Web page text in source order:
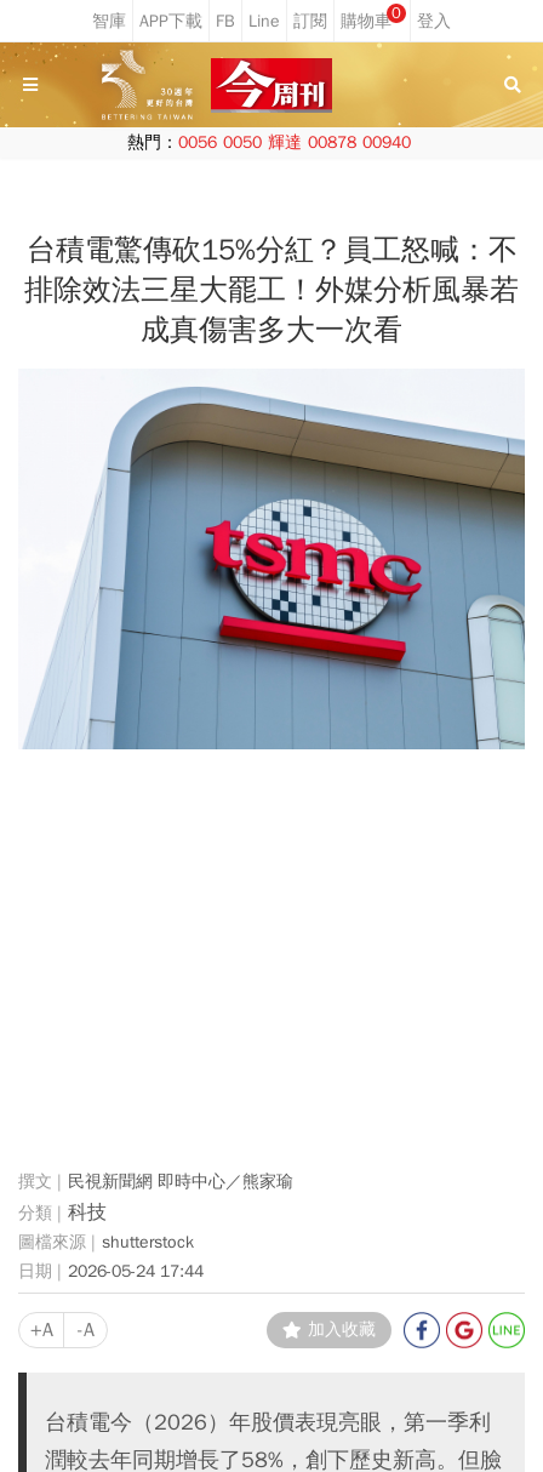
0
熱門： 0056 0050 輝達 00878 00940
台積電驚傳砍15%分紅？員工怒喊：不
排除效法三星大罷工！外媒分析風暴若
成真傷害多大一次看
民視新聞網 即時中心／熊家瑜
科技
shutterstock
2026-05-24 17:44
+A -A 加入收藏
台積電今（2026）年股價表現亮眼，第一季利
潤較去年同期增長了58%，創下歷史新高。但臉